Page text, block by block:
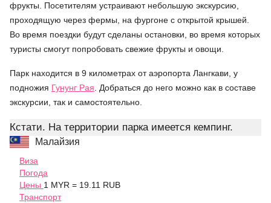
фрукты. Посетителям устраивают небольшую экскурсию,
проходящую через фермы, на фургоне с открытой крышей.
Во время поездки будут сделаны остановки, во время которых
туристы смогут попробовать свежие фрукты и овощи.
Парк находится в 9 километрах от аэропорта Лангкави, у
подножия Гунунг Рая . Добраться до него можно как в составе
экскурсии, так и самостоятельно.
Кстати. На территории парка имеется кемпинг.
Малайзия
Виза
Погода
Цены 1 MYR = 19.11 RUB
Транспорт